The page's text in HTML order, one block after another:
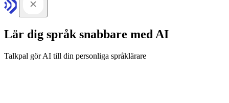
Lär dig språk snabbare med AI
Talkpal gör AI till din personliga språklärare